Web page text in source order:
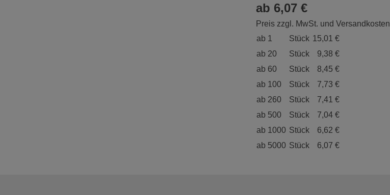
ab 6,07 €
Preis zzgl. MwSt. und Versandkosten
ab 1
Stück 15,01 €
ab 20
Stück
9,38 €
ab 60
Stück
8,45 €
ab 100
Stück
7,73 €
ab 260
Stück
7,41 €
ab 500
Stück
7,04 €
ab 1000 Stück
6,62 €
ab 5000 Stück 6,07 €